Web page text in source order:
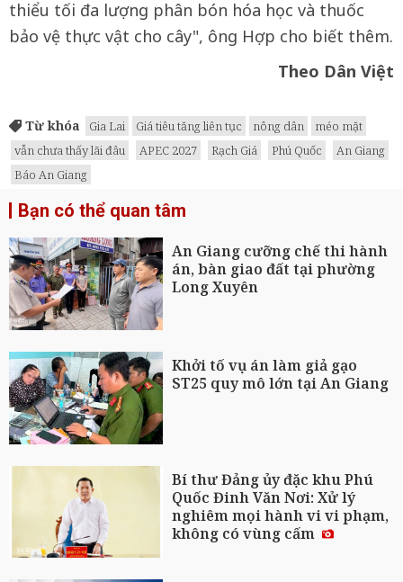
thiểu tối đa lượng phân bón hóa học và thuốc
bảo vệ thực vật cho cây", ông Hợp cho biết thêm.
Theo Dân Việt
Từ khóa Gia Lai Giá tiêu tăng liên tục nông dân
méo mặt
vẫn chưa thấy lãi đâu
APEC 2027 Rạch Giá Phú Quốc
An Giang
Báo An Giang
Bạn có thể quan tâm
An Giang cưỡng chế thi hành
án, bàn giao đất tại phường
Long Xuyên
Khởi tố vụ án làm giả gạo
ST25 quy mô lớn tại An Giang
Bí thư Đảng ủy đặc khu Phú
Quốc Đinh Văn Nơi: Xử lý
nghiêm mọi hành vi vi phạm,
không có vùng cấm